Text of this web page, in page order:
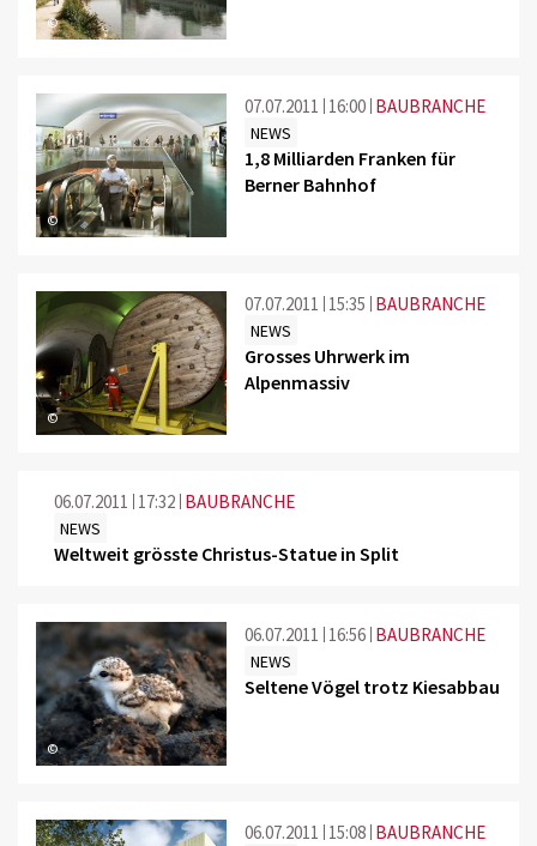
©
©
07.07.2011 16:00 BAUBRANCHE
NEWS
1,8 Milliarden Franken für
Berner Bahnhof
©
07.07.2011 15:35 BAUBRANCHE
NEWS
Grosses Uhrwerk im
Alpenmassiv
06.07.2011 17:32 BAUBRANCHE
NEWS
Weltweit grösste Christus-Statue in Split
©
06.07.2011 16:56 BAUBRANCHE
NEWS
Seltene Vögel trotz Kiesabbau
06.07.2011 15:08 BAUBRANCHE